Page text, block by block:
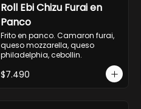
Roll Ebi Chizu Furai en
Panco
Frito en panco. Camaron furai,
queso mozzarella, queso
philadelphia, cebollin.
$7.490